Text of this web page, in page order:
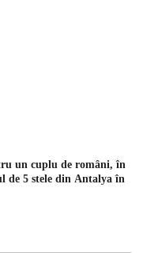
un cuplu de români, în
de 5 stele din Antalya în